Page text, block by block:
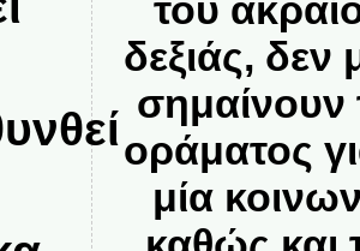
δεξιάς,
σημαίνουν
οράματος
μία